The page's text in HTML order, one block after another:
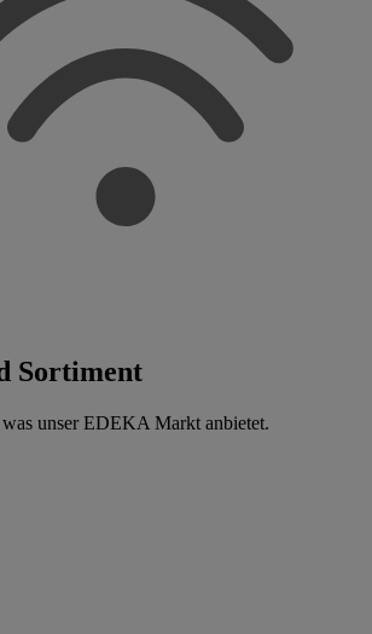
Sortiment
unser EDEKA Markt anbietet.